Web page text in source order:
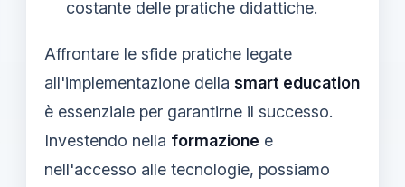
costante delle pratiche didattiche.
Affrontare le sfide pratiche legate
all'implementazione della smart education
è essenziale per garantirne il successo.
Investendo nella formazione e
nell'accesso alle tecnologie, possiamo